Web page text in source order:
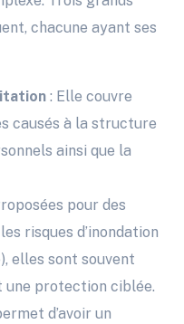
chacune ayant ses
: Elle couvre
causés à la structure
ainsi que la
pour des
risques d’inondation
elles sont souvent
protection ciblée.
d’avoir un